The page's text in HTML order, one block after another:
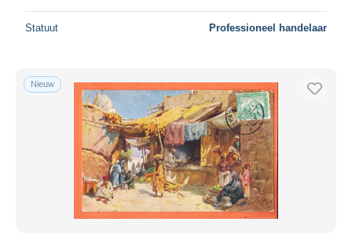
Statuut Professioneel handelaar
Nieuw